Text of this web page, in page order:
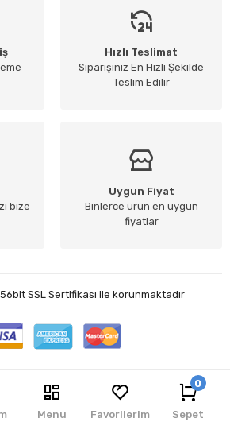
Hızlı Teslimat
Siparişiniz En Hızlı Şekilde
Teslim Edilir
bize
Uygun Fiyat
Binlerce ürün en uygun
fiyatlar
SSL Sertifikası ile korunmaktadır
Menu Favorilerim
0
Sepet
E-ticaret Paketleri ile hazırlanmıştır.